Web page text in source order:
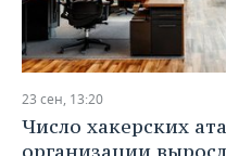
23 сен, 13:20
Число хакерских